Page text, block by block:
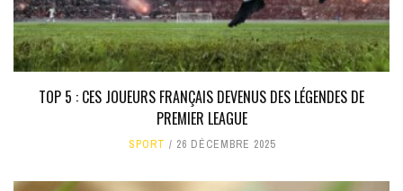
TOP 5 : CES JOUEURS FRANÇAIS DEVENUS DES LÉGENDES DE
PREMIER LEAGUE
SPORT 26 DÉCEMBRE 2025